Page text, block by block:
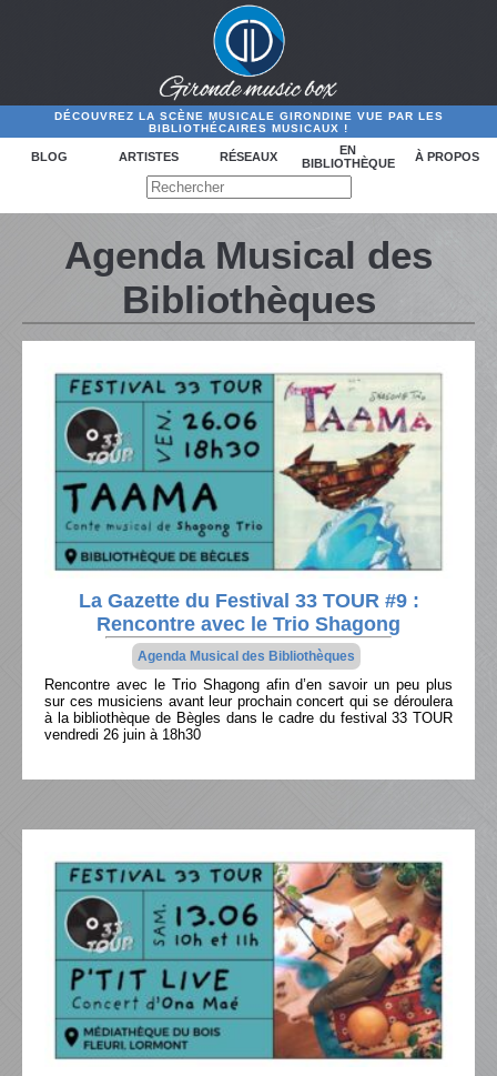
DÉCOUVREZ LA SCÈNE MUSICALE GIRONDINE VUE PAR LES
BIBLIOTHÉCAIRES MUSICAUX !
BLOG ARTISTES RÉSEAUX
EN
BIBLIOTHÈQUE
À PROPOS
Agenda Musical des
Bibliothèques
La Gazette du Festival 33 TOUR #9 :
Rencontre avec le Trio Shagong
Agenda Musical des Bibliothèques
Rencontre avec le Trio Shagong afin d’en savoir un peu plus
sur ces musiciens avant leur prochain concert qui se déroulera
à la bibliothèque de Bègles dans le cadre du festival 33 TOUR
vendredi 26 juin à 18h30